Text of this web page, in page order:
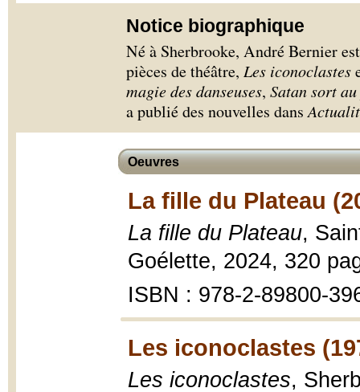
Notice biographique
Né à Sherbrooke, André Bernier
pièces de théâtre, Les iconoclastes
magie des danseuses, Satan sort
a publié des nouvelles dans
Oeuvres
La fille du Plateau
La fille du Plateau,
Goélette, 2024, 320
ISBN : 978-2-89800-
Les iconoclastes
Les iconoclastes,